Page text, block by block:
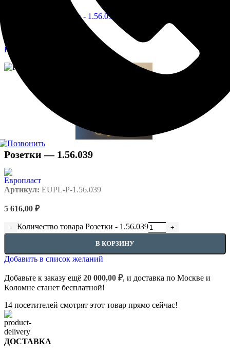
Нажмите, чтобы увеличить
Розетки — 1.56.039
Артикул: EUPL-P-1.56.039
5 616,00 ₽
Количество товара Розетки - 1.56.039
В КОРЗИНУ
Добавить в список желаний
Добавьте к заказу ещё 20 000,00 ₽, и доставка по Москве и
Коломне станет бесплатной!
14 посетителей смотрят этот товар прямо сейчас!
ДОСТАВКА